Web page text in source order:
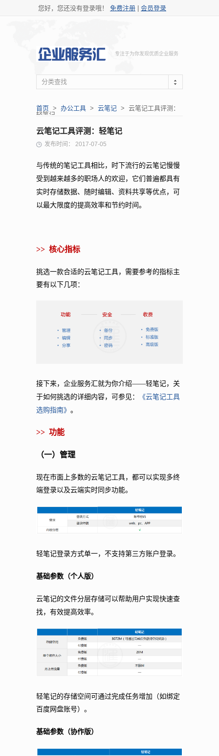
您好，您还没有登录哦！ 免费注册 会员登录
专注于为你发现优质企业服务
分类查找
首页 > 办公工具 > 云笔记 > 云笔记工具评测：
轻笔记
云笔记工具评测：轻笔记
发布时间： 2017-07-05
与传统的笔记工具相比，时下流行的云笔记慢慢
受到越来越多的职场人的欢迎，它们普遍都具有
实时存储数据、随时编辑、资料共享等优点，可
以最大限度的提高效率和节约时间。
>> 核心指标
挑选一款合适的云笔记工具，需要参考的指标主
要有以下几项：
接下来，企业服务汇就为你介绍——轻笔记，关
于如何挑选的详细内容，可参见：
《云笔记工具
选购指南》 。
>> 功能
（一）管理
现在市面上多数的云笔记工具，都可以实现多终
端登录以及云端实时同步功能。
轻笔记登录方式单一，不支持第三方账户登录。
基础参数（个人版）
云笔记的文件分层存储可以帮助用户实现快速查
找，有效提高效率。
轻笔记的存储空间可通过完成任务增加（如绑定
百度网盘账号）。
基础参数（协作版）